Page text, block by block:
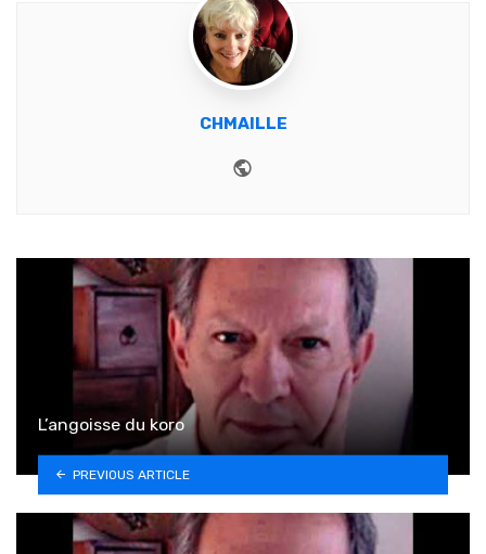
CHMAILLE
L’angoisse du koro
PREVIOUS ARTICLE